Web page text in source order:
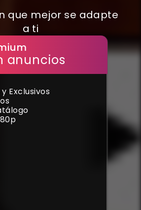
que mejor se adapte
a ti
anuncios
Exclusivos